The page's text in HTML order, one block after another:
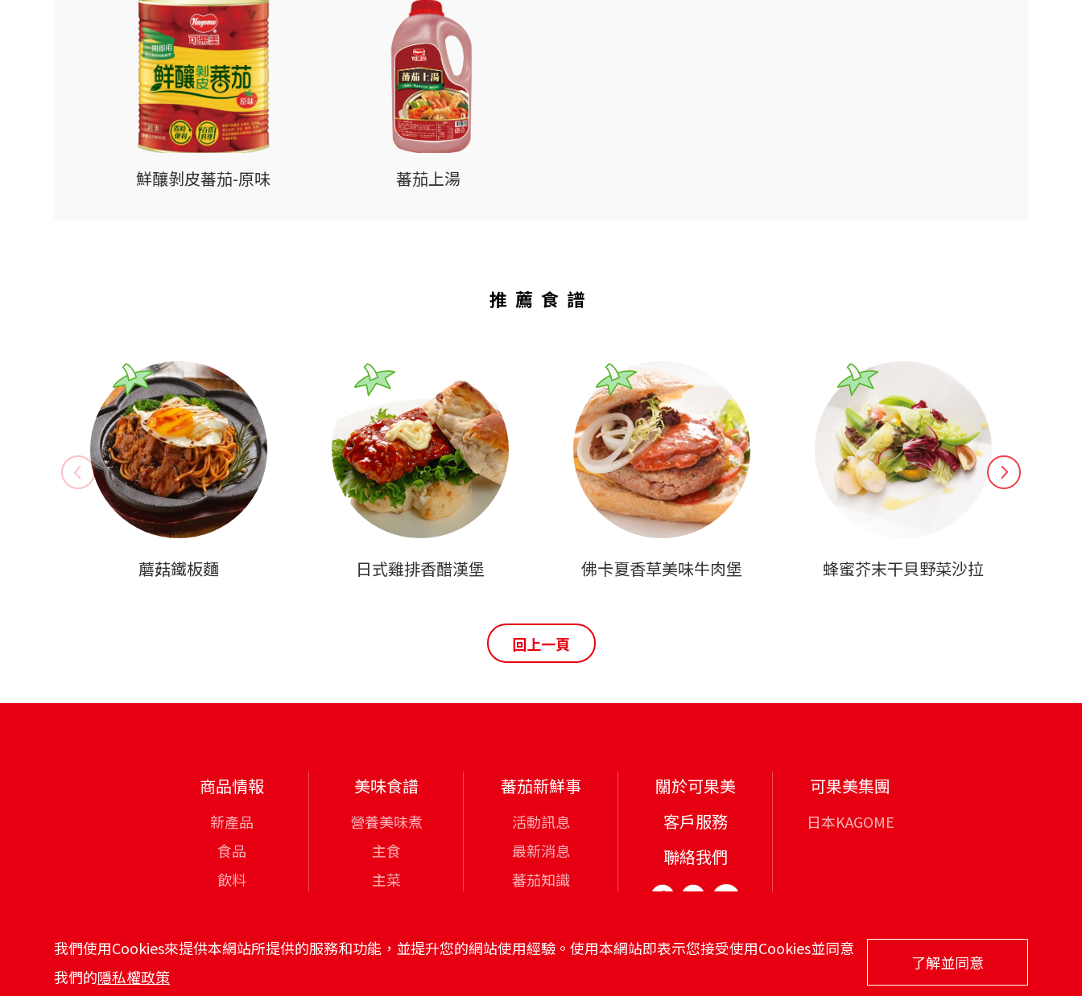
鮮釀剝皮蕃茄-原味 蕃茄上湯
推薦食譜
蘑菇鐵板麵 日式雞排香醋漢堡 佛卡夏香草美味牛肉堡 蜂蜜芥末干貝野菜沙拉
回上一頁
商品情報
新產品
食品
飲料
日東紅茶
美味食譜
營養美味煮
主食
主菜
蕃茄新鮮事
活動訊息
最新消息
蕃茄知識
影音專區
關於可果美
客戶服務
聯絡我們
可果美集團
日本KAGOME
我們使用Cookies來提供本網站所提供的服務和功能，並提升您的網站使用經驗。使用本網站即表示您接受使用Cookies並同意
我們的隱私權政策
了解並同意